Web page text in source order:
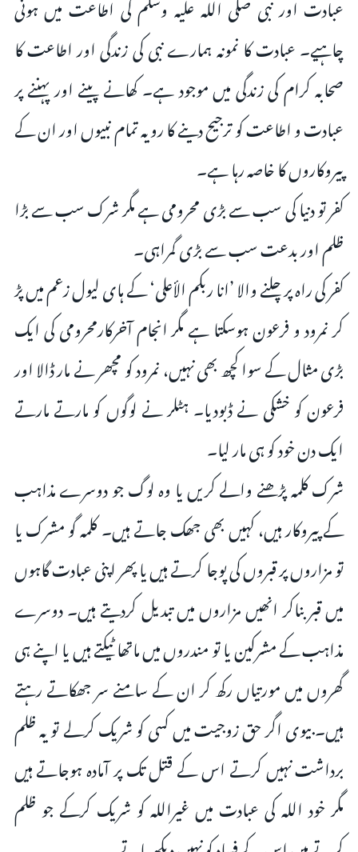
چاہیے۔ عبادت کا نمونہ ہمارے نبی کی زندگی اور اطاعت کا
صحابہ کرام کی زندگی میں موجود ہے۔ کھانے پینے اور پہننے پر
عبادت و اطاعت کو ترجیح دینے کا رویہ تمام نبیوں اور ان کے
پیروکاروں کا خاصہ رہا ہے۔
کفر تو دنیا کی سب سے بڑی محرومی ہے مگر شرک سب سے بڑا
ظلم اور بدعت سب سے بڑی گمراہی۔
کفر کی راہ پر چلنے والا ’انا ربکم الأعلی‘ کے ہای لیول زعم میں پڑ
کر نمرود و فرعون ہوسکتا ہے مگر انجام آخرکارمحرومی کی ایک
بڑی مثال کے سوا کچھ بھی نہیں، نمرود کو مچھر نے مار ڈالا اور
فرعون کو خشکی نے ڈبودیا۔ ہٹلر نے لوگوں کو مارتے مارتے
ایک دن خود کو ہی مار لیا۔
شرک کلمہ پڑھنے والے کریں یا وہ لوگ جو دوسرے مذاہب
کے پیروکار ہیں، کہیں بھی جھک جاتے ہیں۔ کلمہ گو مشرک یا
تو مزاروں پر قبروں کی پوجا کرتے ہیں یا پھر اپنی عبادت گاہوں
میں قبر بناکر انھیں مزاروں میں تبدیل کردیتے ہیں۔ دوسرے
مذاہب کے مشرکین یا تو مندروں میں ماتھا ٹیکتے ہیں یا اپنے ہی
گھروں میں مورتیاں رکھ کر ان کے سامنے سر جھکاتے رہتے
ہیں۔ بیوی اگر حق زوجیت میں کسی کو شریک کرلے تو یہ ظلم
برداشت نہیں کرتے اس کے قتل تک پر آمادہ ہوجاتے ہیں
مگر خود اللہ کی عبادت میں غیراللہ کو شریک کرکے جو ظلم